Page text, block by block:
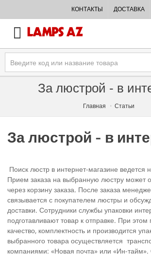
КОНТАКТЫ ДОСТАВКА
За люстрой - в
Главная Статьи
За люстрой - в
Поиск люстр в интернет-магазине ведется
Прием заказа на выбранную люстру может
через корзину заказа. После заказа
связывается с покупателем люстры и
доставки. Сотрудники службы упаковки
подготавливают товар к отправке. При этом
качество, комплектность и производится
выбранного товара осуществляется
компаниями: «Новая почта» или «Ин-